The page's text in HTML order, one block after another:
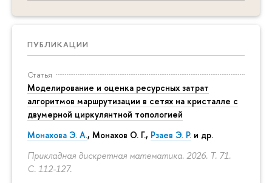
ПУБЛИКАЦИИ
Статья
Моделирование и оценка ресурсных затрат
алгоритмов маршрутизации в сетях на кристалле с
двумерной циркулянтной топологией
Монахова Э. А., Монахов О. Г., Рзаев Э. Р. и др.
Прикладная дискретная математика. 2026. Т. 71.
С. 112-127.